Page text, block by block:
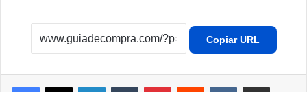
Copiar URL
LinkedinTumblr PinterestReddit VK Compartilhar por e-mail